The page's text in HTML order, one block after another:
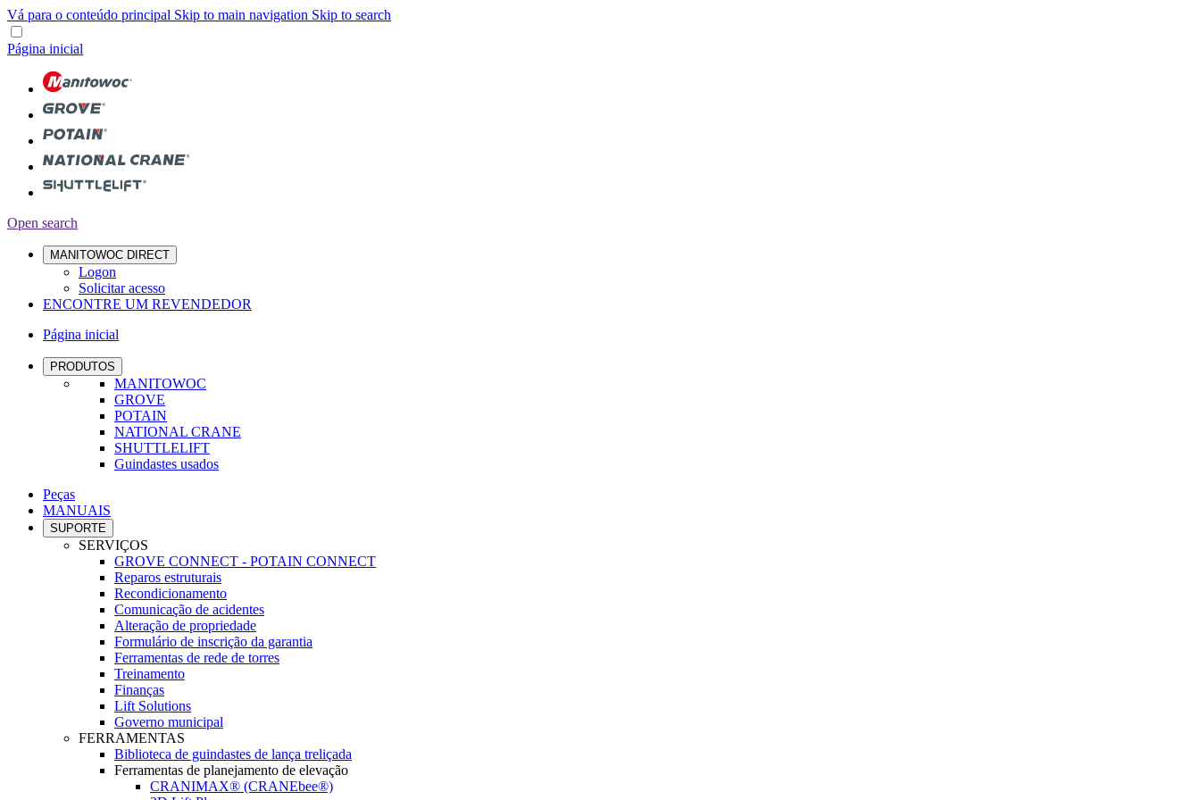
Vá para o conteúdo principal Skip to main navigation Skip to search
Página inicial
Open search
MANITOWOC DIRECT
Logon
Solicitar acesso
ENCONTRE UM REVENDEDOR
Página inicial
PRODUTOS
MANITOWOC
GROVE
POTAIN
NATIONAL CRANE
SHUTTLELIFT
Guindastes usados
Peças
MANUAIS
SUPORTE
SERVIÇOS
GROVE CONNECT - POTAIN CONNECT
Reparos estruturais
Recondicionamento
Comunicação de acidentes
Alteração de propriedade
Formulário de inscrição da garantia
Ferramentas de rede de torres
Treinamento
Finanças
Lift Solutions
Governo municipal
FERRAMENTAS
Biblioteca de guindastes de lança treliçada
Ferramentas de planejamento de elevação
CRANIMAX® (CRANEbee®)